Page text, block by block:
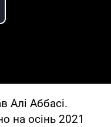
Video
Алі Аббасі.
на осінь 2021